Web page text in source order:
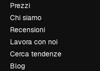
Prezzi
Chi siamo
Recensioni
Lavora con noi
Cerca tendenze
Blog